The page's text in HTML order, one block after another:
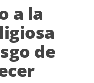
a la
de